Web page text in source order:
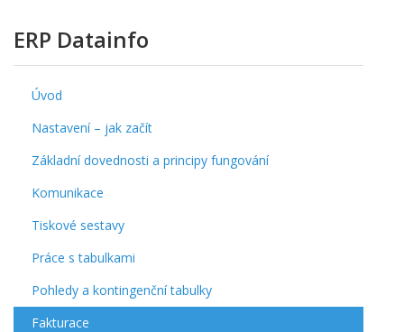
ERP Datainfo
Úvod
Nastavení – jak začít
Základní dovednosti a principy fungování
Komunikace
Tiskové sestavy
Práce s tabulkami
Pohledy a kontingenční tabulky
Fakturace